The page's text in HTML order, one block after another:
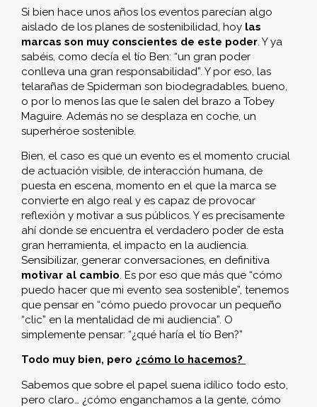
Si bien hace unos años los eventos parecían algo
aislado de los planes de sostenibilidad, hoy las
marcas son muy conscientes de este poder. Y ya
sabéis, como decía el tío Ben: “un gran poder
conlleva una gran responsabilidad”. Y por eso, las
telarañas de Spiderman son biodegradables, bueno,
o por lo menos las que le salen del brazo a Tobey
Maguire. Además no se desplaza en coche, un
superhéroe sostenible.
Bien, el caso es que un evento es el momento crucial
de actuación visible, de interacción humana, de
puesta en escena, momento en el que la marca se
convierte en algo real y es capaz de provocar
reflexión y motivar a sus públicos. Y es precisamente
ahí donde se encuentra el verdadero poder de esta
gran herramienta, el impacto en la audiencia.
Sensibilizar, generar conversaciones, en definitiva
motivar al cambio. Es por eso que más que “cómo
puedo hacer que mi evento sea sostenible”, tenemos
que pensar en “cómo puedo provocar un pequeño
“clic” en la mentalidad de mi audiencia”. O
simplemente pensar: “¿qué haría el tío Ben?”
Todo muy bien, pero ¿cómo lo hacemos?
Sabemos que sobre el papel suena idílico todo esto,
pero claro… ¿cómo enganchamos a la gente, cómo